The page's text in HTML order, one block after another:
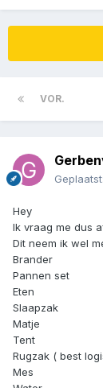
VOR.
Geplaatst:
Hey
Ik vraag me dus
Dit neem ik wel
Brander
Pannen set
Eten
Slaapzak
Matje
Tent
Rugzak ( best
Mes